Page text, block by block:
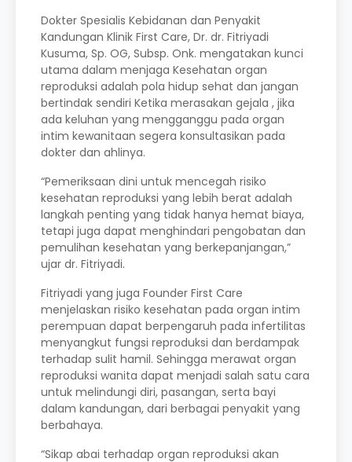
Dokter Spesialis Kebidanan dan Penyakit
Kandungan Klinik First Care, Dr. dr. Fitriyadi
Kusuma, Sp. OG, Subsp. Onk. mengatakan kunci
utama dalam menjaga Kesehatan organ
reproduksi adalah pola hidup sehat dan jangan
bertindak sendiri Ketika merasakan gejala , jika
ada keluhan yang mengganggu pada organ
intim kewanitaan segera konsultasikan pada
dokter dan ahlinya.
“Pemeriksaan dini untuk mencegah risiko
kesehatan reproduksi yang lebih berat adalah
langkah penting yang tidak hanya hemat biaya,
tetapi juga dapat menghindari pengobatan dan
pemulihan kesehatan yang berkepanjangan,”
ujar dr. Fitriyadi.
Fitriyadi yang juga Founder First Care
menjelaskan risiko kesehatan pada organ intim
perempuan dapat berpengaruh pada infertilitas
menyangkut fungsi reproduksi dan berdampak
terhadap sulit hamil. Sehingga merawat organ
reproduksi wanita dapat menjadi salah satu cara
untuk melindungi diri, pasangan, serta bayi
dalam kandungan, dari berbagai penyakit yang
berbahaya.
“Sikap abai terhadap organ reproduksi akan